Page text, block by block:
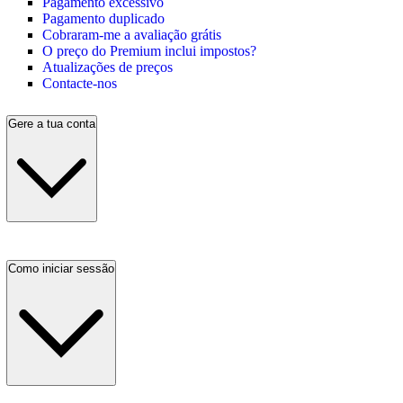
Pagamento duplicado
Cobraram-me a avaliação grátis
O preço do Premium inclui impostos?
Atualizações de preços
Contacte-nos
Gere a tua conta
Como iniciar sessão